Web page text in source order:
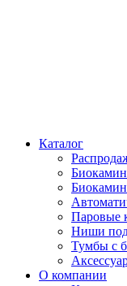
Каталог
Паровые
Ниши
Тумбы с
О компании